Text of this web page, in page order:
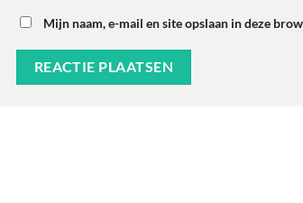
Mijn naam, e-mail en site opslaan in deze